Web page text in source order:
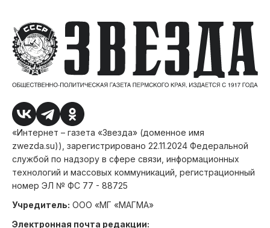
«Интернет – газета «Звезда» (доменное имя
zwezda.su)), зарегистрировано 22.11.2024 Федеральной
службой по надзору в сфере связи, информационных
технологий и массовых коммуникаций, регистрационный
номер ЭЛ № ФС 77 - 88725
Учредитель: ООО «МГ «МАГМА»
Электронная почта редакции: